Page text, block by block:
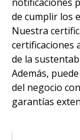
de cumplir los
Nuestra
certificaciones
de la
Además,
del negocio
garantías